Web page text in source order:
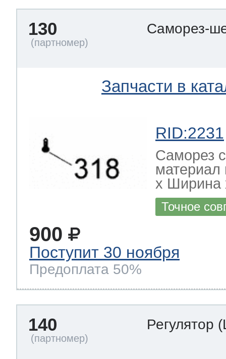
130 Саморез-
Запчасти в
RID:2231
Саморез
х Ширина
Точное
900
Поступит 30 ноября
Предоплата 50%
140 Регулятор